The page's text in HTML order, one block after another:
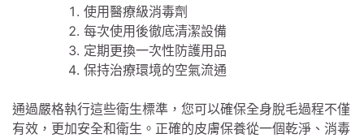
使用醫療級消毒劑
每次使用後徹底清潔設備
定期更換一次性防護用品
保持治療環境的空氣流通
通過嚴格執行這些衛生標準，您可以確保全身脫毛過程不僅
有效，更加安全和衛生。正確的皮膚保養從一個乾淨、消毒